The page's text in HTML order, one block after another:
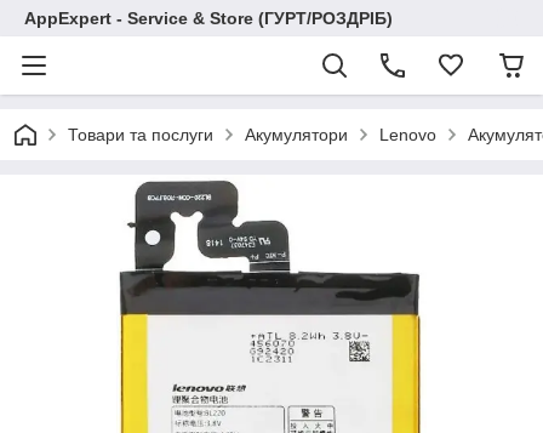
AppExpert - Service & Store (ГУРТ/РОЗДРІБ)
Товари та послуги Акумулятори Lenovo